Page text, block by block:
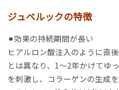
ジュベルックの特徴
⚫︎効果の持続期間が長い
ヒアルロン酸注入のように直
とは異なり、1～2年かけてゆ
を刺激し、コラーゲンの生成